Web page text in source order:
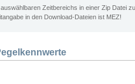
Zeitbereichs in einer Zip Datei
in den Download-Dateien ist MEZ!